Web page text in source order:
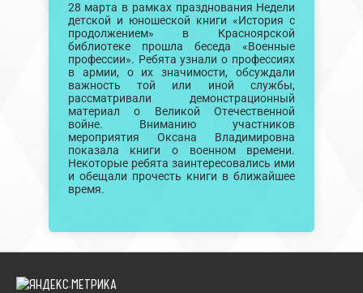
28 марта в рамках празднования Недели
детской и юношеской книги «История с
продолжением» в Красноярской
библиотеке прошла беседа «Военные
профессии». Ребята узнали о профессиях
в армии, о их значимости, обсуждали
важность той или иной службы,
рассматривали демонстрационный
материал о Великой Отечественной
войне. Вниманию участников
мероприятия Оксана Владимировна
показала книги о военном времени.
Некоторые ребята заинтересовались ими
и обещали прочесть книги в ближайшее
время.